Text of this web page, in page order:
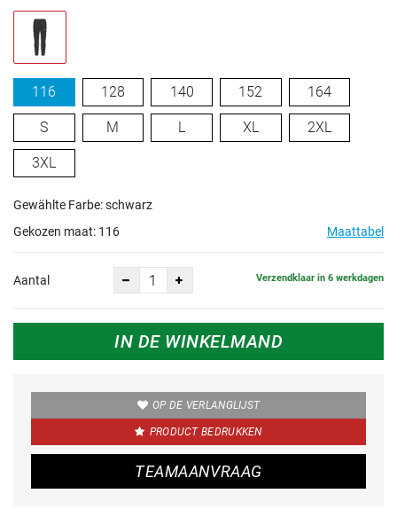
116 128 140 152 164
S M L XL 2XL
3XL
Gewählte Farbe: schwarz
Gekozen maat: 116 Maattabel
Aantal Verzendklaar in 6 werkdagen
IN DE WINKELMAND
OP DE VERLANGLIJST
PRODUCT BEDRUKKEN
TEAMAANVRAAG